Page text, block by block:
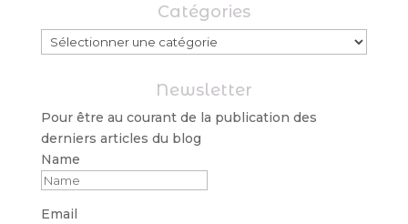
Catégories
Catégories
Newsletter
Pour être au courant de la publication des
derniers articles du blog
Name
Email